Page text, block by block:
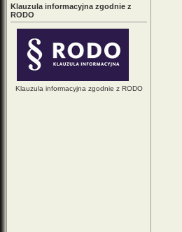
Klauzula informacyjna zgodnie z
RODO
Klauzula informacyjna zgodnie z RODO